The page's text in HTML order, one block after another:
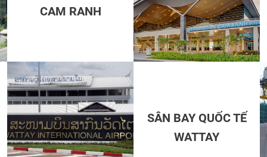
CAM RANH
SÂN BAY QUỐC TẾ
WATTAY